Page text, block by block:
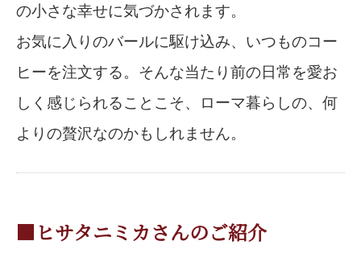
の小さな幸せに気づかされます。
お気に入りのバールに駆け込み、いつものコー
ヒーを注文する。そんな当たり前の日常を愛お
しく感じられることこそ、ローマ暮らしの、何
よりの贅沢なのかもしれません。
■ヒサタニミカさんのご紹介